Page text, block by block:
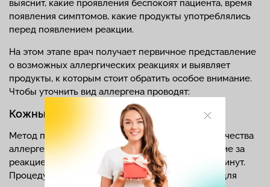
выяснит, какие проявления беспокоят пациента, время
появления симптомов, какие продукты употреблялись
перед появлением реакции.
На этом этапе врач получает первичное представление
о возможных аллергических реакциях и выявляет
продукты, к которым стоит обратить особое внимание.
Чтобы уточнить вид аллергена проводят:
Кожные пробы
Метод предполагает введение небольшого количества
аллергена непосредственно в кожу и наблюдение за
реакцией, которая появляется в течение 15-20 минут.
Процедура проходит без особого дискомфорта для